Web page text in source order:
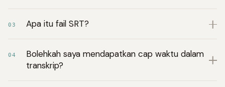
03 Apa itu fail SRT?
04
Bolehkah saya mendapatkan cap waktu dalam
transkrip?